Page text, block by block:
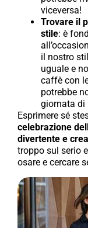
viceversa!
Trovare il
stile: è
il nostro
uguale e
caffè con
potrebbe
giornata di
Esprimere sé
celebrazione
divertente e
troppo sul serio e
osare e cercare